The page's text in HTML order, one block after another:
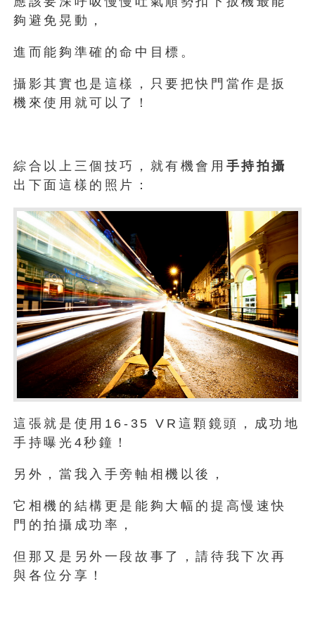
夠避免晃動，
進而能夠準確的命中目標。
攝影其實也是這樣，只要把快門當作是扳
機來使用就可以了！
綜合以上三個技巧，就有機會用 手持拍攝
出下面這樣的照片：
這張就是使用16-35 VR這顆鏡頭，成功地
手持曝光4秒鐘！
另外，當我入手旁軸相機以後，
它相機的結構更是能夠大幅的提高慢速快
門的拍攝成功率，
但那又是另外一段故事了，請待我下次再
與各位分享！